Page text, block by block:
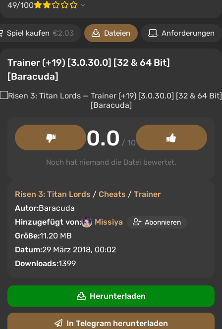
49/100
Spiel kaufen €2.03 Dateien Anforderungen
Trainer (+19) [3.0.30.0] [32 & 64 Bit]
[Baracuda]
Risen 3: Titan Lords / Cheats / Trainer
Autor:Baracuda
Hinzugefügt von:
Missiya Abonnieren
Größe:11.20 MB
Datum:29 März 2018, 00:02
Downloads:1399
0.0 / 10
Noch hat niemand die Datei bewertet.
Herunterladen
In Telegram herunterladen